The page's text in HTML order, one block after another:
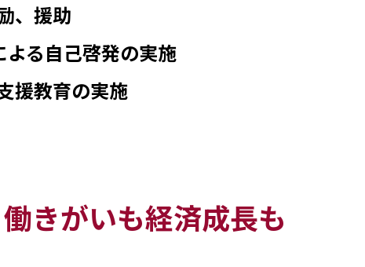
、援助
る自己啓発の実施
援教育の実施
働きがいも経済成長も